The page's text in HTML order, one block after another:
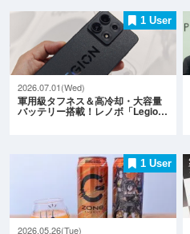
1 User
2026.07.01(Wed)
軍用級タフネス＆高冷却・大容量
バッテリー搭載！レノボ「Legio…
1 User
2026.05.26(Tue)